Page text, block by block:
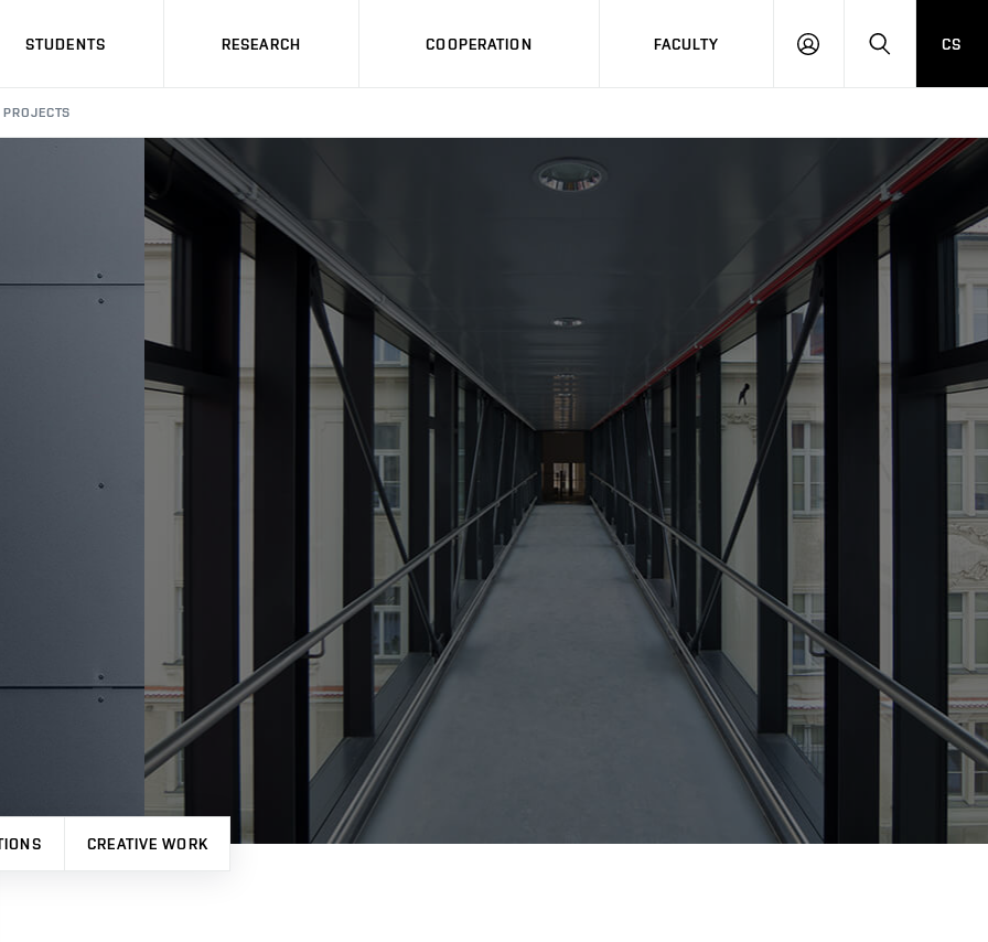
STUDENTS RESEARCH COOPERATION FACULTY
LOG
HLEDAT
CS
PROJECTS
CREATIVE WORK